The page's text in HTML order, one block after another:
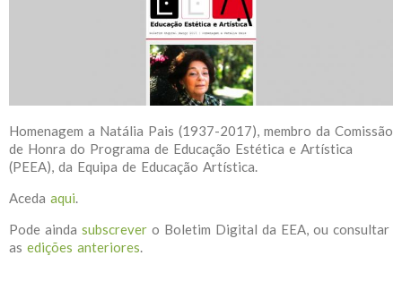
Homenagem a Natália Pais (1937-2017), membro da Comissão
de Honra do Programa de Educação Estética e Artística
(PEEA), da Equipa de Educação Artística.
Aceda aqui.
Pode ainda subscrever o Boletim Digital da EEA, ou consultar
as edições anteriores.